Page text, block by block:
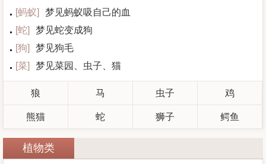
[蚂蚁]
梦见蚂蚁吸自己的血
[蛇]
梦见蛇变成狗
[狗]
梦见狗毛
[菜] 梦见菜园、虫子、猫
狼 马 虫子 鸡
熊猫 蛇 狮子 鳄鱼
植物类